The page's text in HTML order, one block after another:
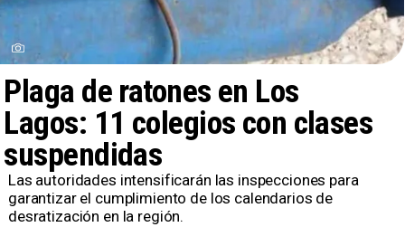
Plaga de ratones en Los
Lagos: 11 colegios con clases
suspendidas
Las autoridades intensificarán las inspecciones para
garantizar el cumplimiento de los calendarios de
desratización en la región.